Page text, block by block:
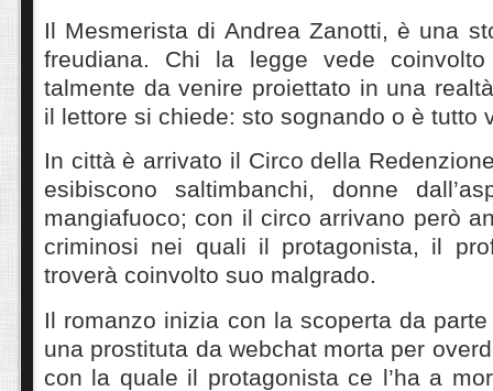
Il Mesmerista di Andrea Zanotti, è una
freudiana. Chi la legge vede
talmente da venire proiettato in una
il lettore si chiede: sto sognando o è
In città è arrivato il Circo della
esibiscono saltimbanchi, donne
mangiafuoco; con il circo arrivano però
criminosi nei quali il protagonista, il
troverà coinvolto suo malgrado.
Il romanzo inizia con la scoperta da
una prostituta da webchat morta per
con la quale il protagonista ce l’ha a